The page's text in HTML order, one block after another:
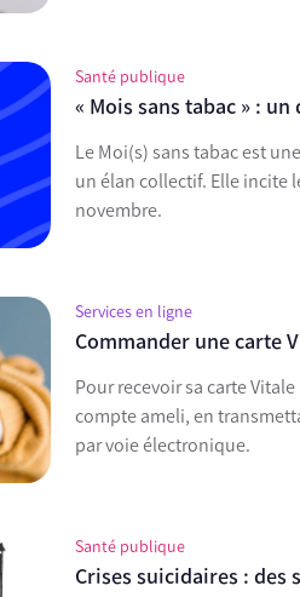
Santé publique
« Mois sans tabac » :
Le Moi(s) sans tabac est
un élan collectif. Elle incite
novembre.
Services en ligne
Commander une carte
Pour recevoir sa carte
compte ameli, en
par voie électronique.
Santé publique
Crises suicidaires :